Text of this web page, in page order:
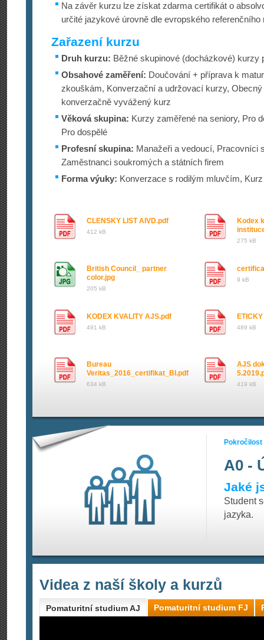
Na závěr kurzu lze získat zdarma certifikát o
určité jazykové úrovně dle evropského referenčního
Zařazení kurzu
Druh kurzu: Běžné skupinové (docházkové) kurzy
Obsahové zaměření: Doučování + příprava k
zkouškám, Konverzační a udržovací kurzy,
konverzačně vyvážený kurz
Věková skupina: Kurzy zaměřené na seniory, Pro
Pro dospělé
Profesní skupina: Manažeři a vedoucí, Pracovníci
Zaměstnanci soukromých a státních firem
Forma výuky: Konverzace s rodilým mluvčím,
CLENSKY LIST AIVD.pdf
412 kB
Kodex
275 kB
British Council_ partner
color.jpg
205 kB
9 kB
KODEX KVALITY AJS.pdf
491 kB 489 kB
Bureau
Veritas_2016_certifikat_BI.pdf
634 kB
AJS
419 kB
Pokročilost
A0 -
Jaké
Student
jazyka.
Videa z naší školy a kurzů
Pomaturitní studium AJ Pomaturitní studium FJ